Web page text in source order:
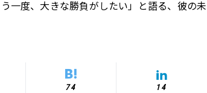
一度、大きな勝負がしたい」と語る、彼の未
74 14